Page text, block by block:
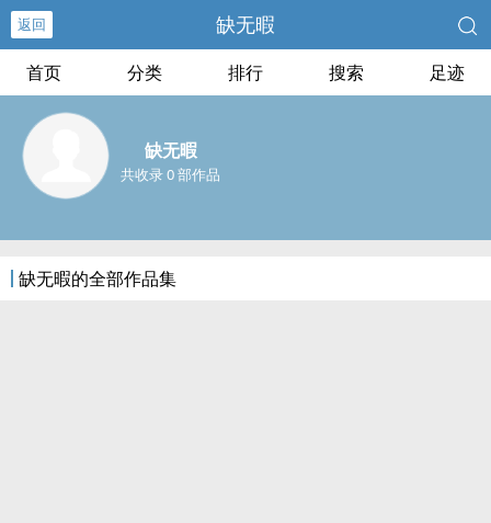
返回 缺无暇
首页 分类 排行 搜索 足迹
缺无暇
共收录 0 部作品
缺无暇的全部作品集